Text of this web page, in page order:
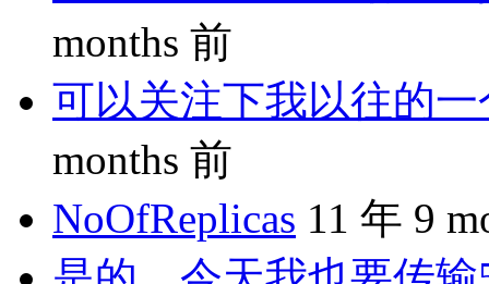
months 前
可以关注下我以往的
months 前
NoOfReplicas 11 年 9